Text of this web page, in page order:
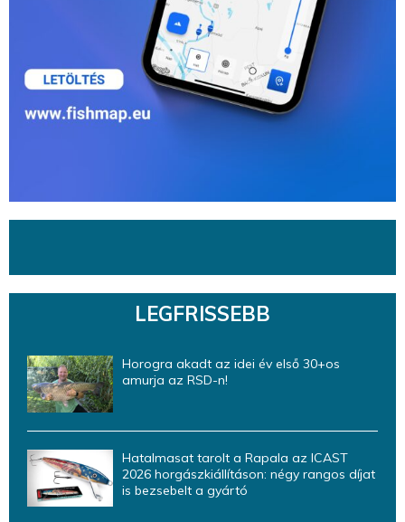
LEGFRISSEBB
Horogra akadt az idei év első 30+os
amurja az RSD-n!
Hatalmasat tarolt a Rapala az ICAST
2026 horgászkiállításon: négy rangos díjat
is bezsebelt a gyártó